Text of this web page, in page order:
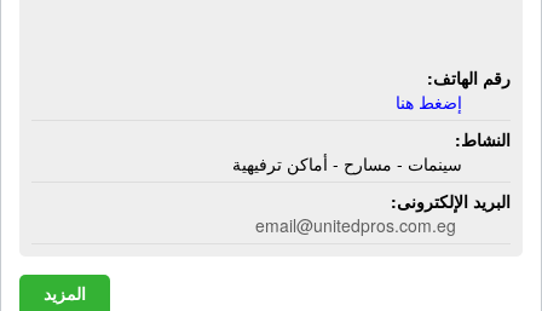
رقم الهاتف:
إضغط هنا
النشاط:
سينمات - مسارح - أماكن ترفيهية
البريد الإلكترونى:
email@unitedpros.com.eg
المزيد